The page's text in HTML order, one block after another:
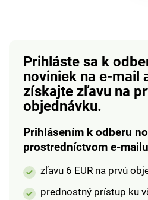
budete mať všetko
potrebné.
Prihláste sa k
noviniek na e-mail
získajte zľavu na
objednávku.
Prihlásením k odberu
prostredníctvom e-
zľavu 6 EUR na prvú
prednostný prístup ku